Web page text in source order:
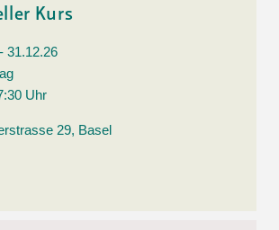
Kurs
31.12.26
Uhr
29, Basel